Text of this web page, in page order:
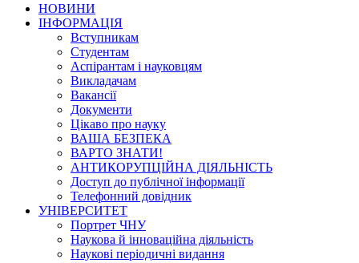
НОВИНИ
ІНФОРМАЦІЯ
Вступникам
Студентам
Аспірантам і науковцям
Викладачам
Вакансії
Документи
Цікаво про науку
ВАША БЕЗПЕКА
ВАРТО ЗНАТИ!
АНТИКОРУПЦІЙНА ДІЯЛЬНІСТЬ
Доступ до публічної інформації
Телефонний довідник
УНІВЕРСИТЕТ
Портрет ЧНУ
Наукова й інноваційна діяльність
Наукові періодичні видання